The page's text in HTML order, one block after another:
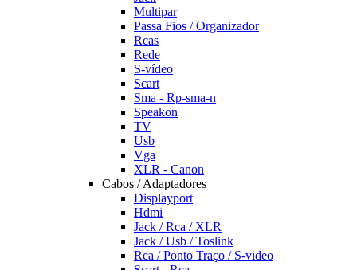
Multipar
Passa Fios / Organizador
Rcas
Rede
S-vídeo
Scart
Sma - Rp-sma-n
Speakon
TV
Usb
Vga
XLR - Canon
Cabos / Adaptadores
Displayport
Hdmi
Jack / Rca / XLR
Jack / Usb / Toslink
Rca / Ponto Traço / S-video